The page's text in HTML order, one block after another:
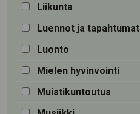
Liikunta
Luennot ja tapahtumat
Luonto
Mielen hyvinvointi
Muistikuntoutus